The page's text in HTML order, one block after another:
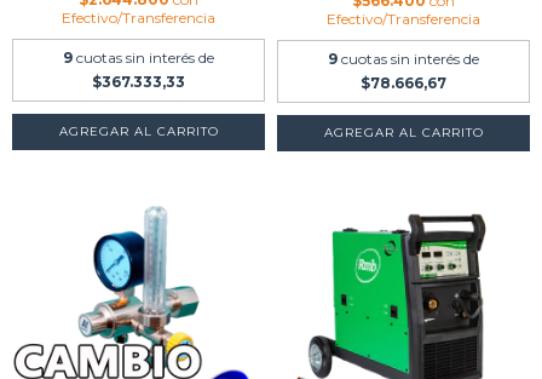
Efectivo/Transferencia
9 cuotas sin interés de
$367.333,33
Efectivo/Transferencia
9 cuotas sin interés de
$78.666,67